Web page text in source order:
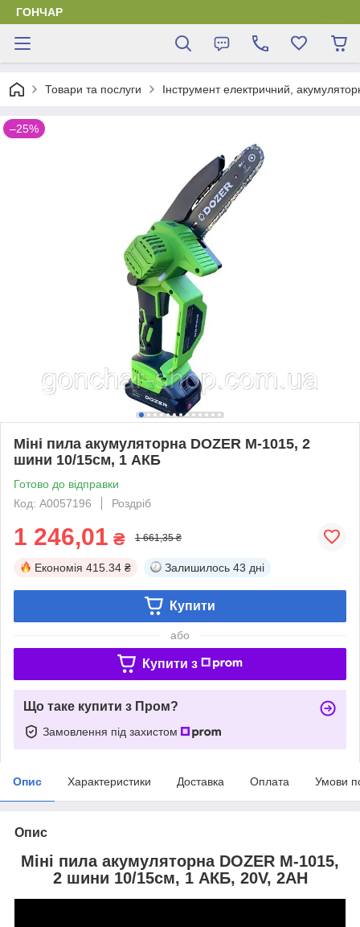
ГОНЧАР
Товари та послуги Інструмент електричний,
–25%
Міні пила акумуляторна DOZER М-1015, 2
шини 10/15см, 1 АКБ
Готово до відправки
Код: А0057196
Роздріб
1 246,01 ₴ 1 661,35 ₴
Економія 415.34 ₴ Залишилось 43 дні
Купити
або
Купити з
Що таке купити з Пром?
Замовлення під захистом
Опис Характеристики Доставка Оплата Умови
Опис
Міні пила акумуляторна DOZER М-1015,
2 шини 10/15см, 1 АКБ, 20V, 2AH